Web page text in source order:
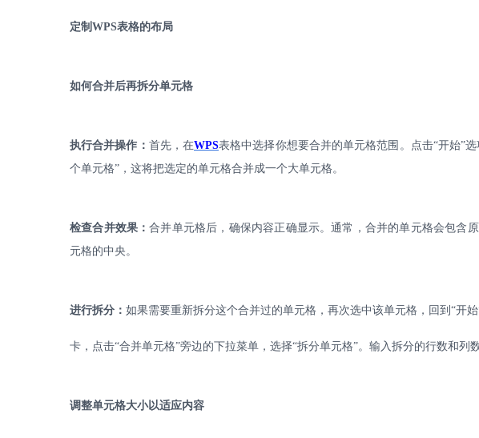
定制 WPS表格的布局
如何合并后再拆分单元格
执行合并操作： 首先，在WPS表格中选择你想要合并的单元格范围。点击“开始”
个单元格”，这将把选定的单元格合并成一个大单元格。
检查合并效果：合并单元格后，确保内容正确显示。通常，合并的单元格会包含
元格的中央。
进行拆分： 如果需要重新拆分这个合并过的单元格，再次选中该单元格，回到 “开
卡，点击“合并单元格”旁边的下拉菜单，选择“拆分单元格”。输入拆分的行数和列
调整单元格大小以适应内容